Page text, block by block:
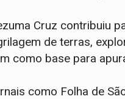
Cruz contribuiu
de terras,
como base para
como Folha de